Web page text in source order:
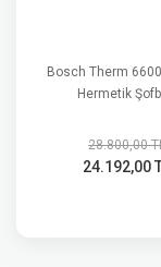
Bosch Therm
Hermetik
28.800,00
24.192,00